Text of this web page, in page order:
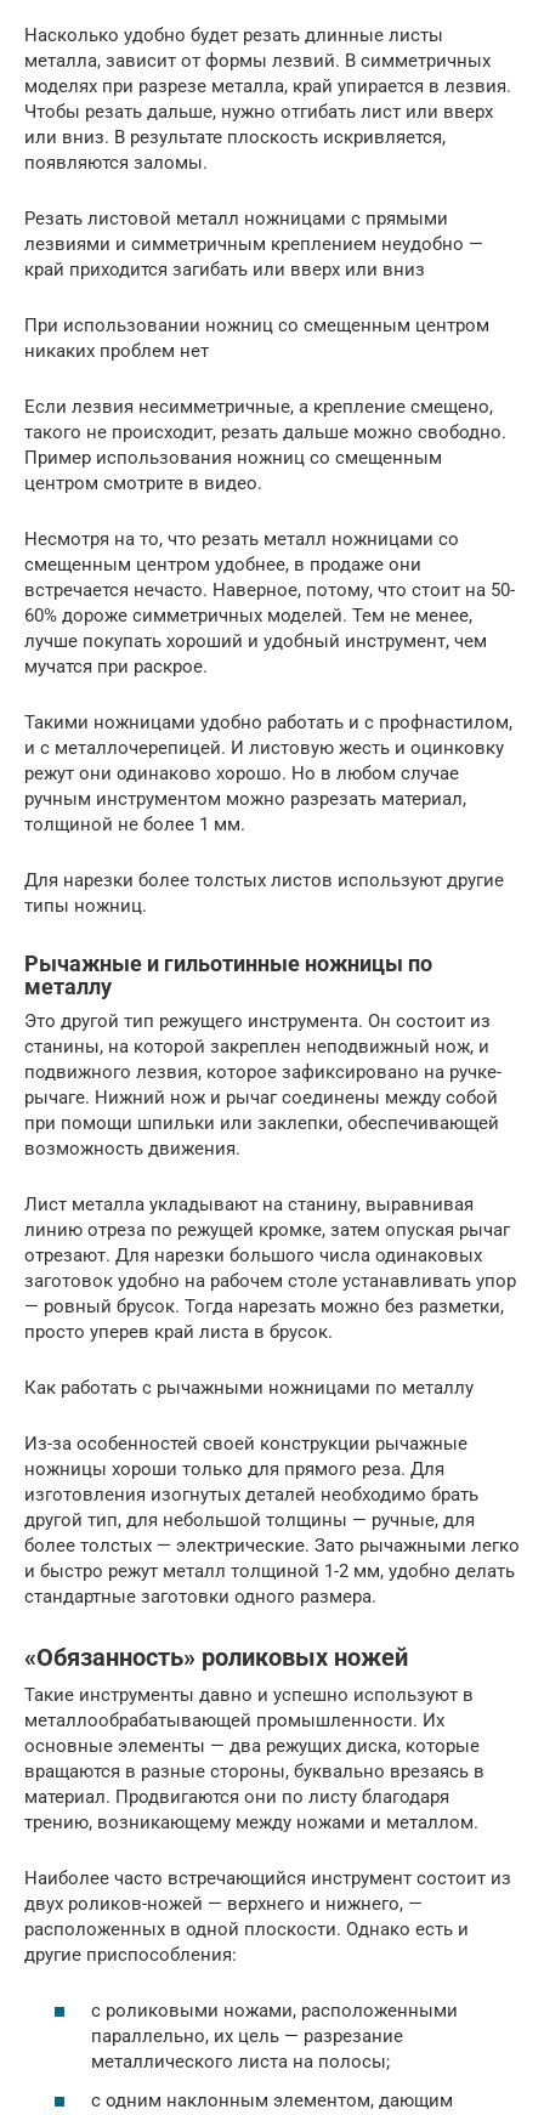
Насколько удобно будет резать длинные листы
металла, зависит от формы лезвий. В симметричных
моделях при разрезе металла, край упирается в лезвия.
Чтобы резать дальше, нужно отгибать лист или вверх
или вниз. В результате плоскость искривляется,
появляются заломы.
Резать листовой металл ножницами с прямыми
лезвиями и симметричным креплением неудобно —
край приходится загибать или вверх или вниз
При использовании ножниц со смещенным центром
никаких проблем нет
Если лезвия несимметричные, а крепление смещено,
такого не происходит, резать дальше можно свободно.
Пример использования ножниц со смещенным
центром смотрите в видео.
Несмотря на то, что резать металл ножницами со
смещенным центром удобнее, в продаже они
встречается нечасто. Наверное, потому, что стоит на 50-
60% дороже симметричных моделей. Тем не менее,
лучше покупать хороший и удобный инструмент, чем
мучатся при раскрое.
Такими ножницами удобно работать и с профнастилом,
и с металлочерепицей. И листовую жесть и оцинковку
режут они одинаково хорошо. Но в любом случае
ручным инструментом можно разрезать материал,
толщиной не более 1 мм.
Для нарезки более толстых листов используют другие
типы ножниц.
Рычажные и гильотинные ножницы по
металлу
Это другой тип режущего инструмента. Он состоит из
станины, на которой закреплен неподвижный нож, и
подвижного лезвия, которое зафиксировано на ручке-
рычаге. Нижний нож и рычаг соединены между собой
при помощи шпильки или заклепки, обеспечивающей
возможность движения.
Лист металла укладывают на станину, выравнивая
линию отреза по режущей кромке, затем опуская рычаг
отрезают. Для нарезки большого числа одинаковых
заготовок удобно на рабочем столе устанавливать упор
— ровный брусок. Тогда нарезать можно без разметки,
просто уперев край листа в брусок.
Как работать с рычажными ножницами по металлу
Из-за особенностей своей конструкции рычажные
ножницы хороши только для прямого реза. Для
изготовления изогнутых деталей необходимо брать
другой тип, для небольшой толщины — ручные, для
более толстых — электрические. Зато рычажными легко
и быстро режут металл толщиной 1-2 мм, удобно делать
стандартные заготовки одного размера.
«Обязанность» роликовых ножей
Такие инструменты давно и успешно используют в
металлообрабатывающей промышленности. Их
основные элементы — два режущих диска, которые
вращаются в разные стороны, буквально врезаясь в
материал. Продвигаются они по листу благодаря
трению, возникающему между ножами и металлом.
Наиболее часто встречающийся инструмент состоит из
двух роликов-ножей — верхнего и нижнего, —
расположенных в одной плоскости. Однако есть и
другие приспособления:
с роликовыми ножами, расположенными
параллельно, их цель — разрезание
металлического листа на полосы;
с одним наклонным элементом, дающим